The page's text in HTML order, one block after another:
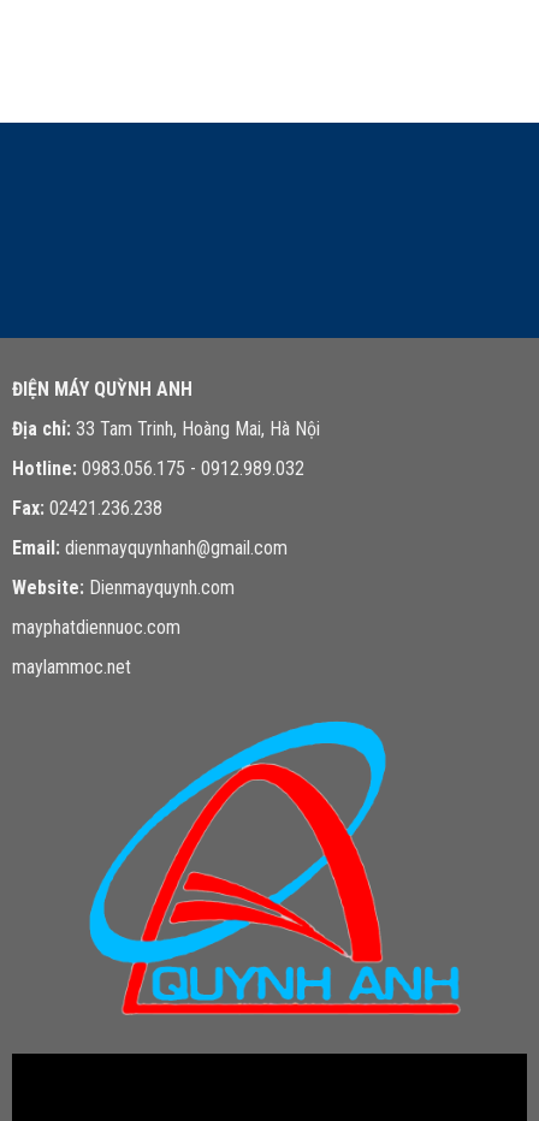
ĐIỆN MÁY QUỲNH ANH
Địa chỉ: 33 Tam Trinh, Hoàng Mai, Hà Nội
Hotline: 0983.056.175 - 0912.989.032
Fax: 02421.236.238
Email: dienmayquynhanh@gmail.com
Website: Dienmayquynh.com
mayphatdiennuoc.com
maylammoc.net